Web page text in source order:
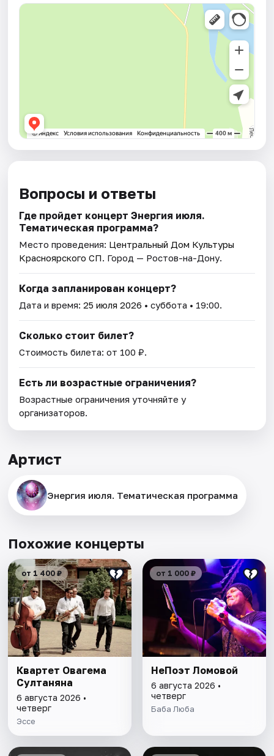
Вопросы и ответы
Где пройдет концерт Энергия июля.
Тематическая программа?
Место проведения: Центральный Дом Культуры
Красноярского СП. Город — Ростов-на-Дону.
Когда запланирован концерт?
Дата и время:25 июля 2026 • суббота • 19:00.
Сколько стоит билет?
Стоимость билета: от 100 ₽.
Есть ли возрастные ограничения?
Возрастные ограничения уточняйте у
организаторов.
Артист
Энергия июля. Тематическая программа
Похожие концерты
от 1 400 ₽
Квартет Овагема
Султаняна
6 августа 2026 •
четверг
Эссе
от 1 000 ₽
НеПоэт Ломовой
6 августа 2026 •
четверг
Баба Люба